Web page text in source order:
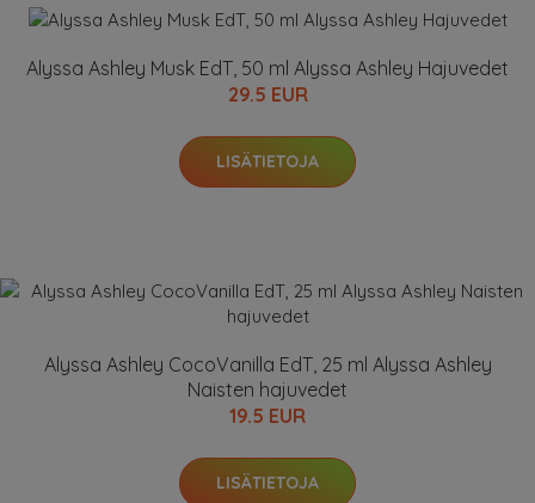
Alyssa Ashley Musk EdT, 50 ml Alyssa Ashley Hajuvedet
29.5 EUR
LISÄTIETOJA
Alyssa Ashley CocoVanilla EdT, 25 ml Alyssa Ashley
Naisten hajuvedet
19.5 EUR
LISÄTIETOJA